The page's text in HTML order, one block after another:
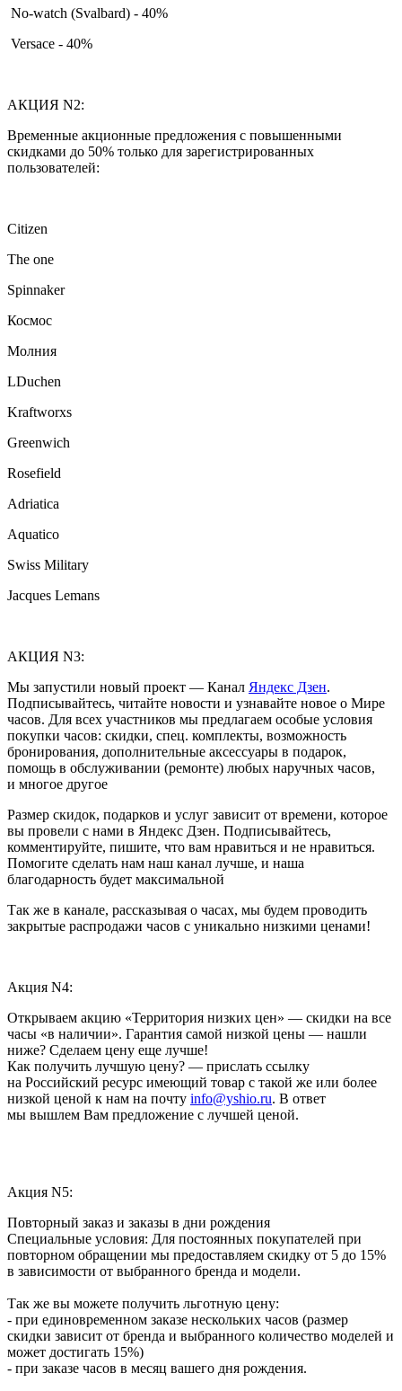
No-watch (Svalbard) - 40%
Versace - 40%
АКЦИЯ N2:
Временные акционные предложения с повышенными
скидками до 50% только для зарегистрированных
пользователей:
Citizen
The one
Spinnaker
Космос
Молния
LDuchen
Kraftworxs
Greenwich
Rosefield
Adriatica
Aquatico
Swiss Military
Jacques Lemans
АКЦИЯ N3:
Мы запустили новый проект — Канал Яндекс Дзен.
Подписывайтесь, читайте новости и узнавайте новое о Мире
часов. Для всех участников мы предлагаем особые условия
покупки часов: скидки, спец. комплекты, возможность
бронирования, дополнительные аксессуары в подарок,
помощь в обслуживании (ремонте) любых наручных часов,
и многое другое
Размер скидок, подарков и услуг зависит от времени, которое
вы провели с нами в Яндекс Дзен. Подписывайтесь,
комментируйте, пишите, что вам нравиться и не нравиться.
Помогите сделать нам наш канал лучше, и наша
благодарность будет максимальной
Так же в канале, рассказывая о часах, мы будем проводить
закрытые распродажи часов с уникально низкими ценами!
Акция N4:
Открываем акцию «Территория низких цен» — скидки на все
часы «в наличии». Гарантия самой низкой цены — нашли
ниже? Сделаем цену еще лучше!
Как получить лучшую цену? — прислать ссылку
на Российский ресурс имеющий товар с такой же или более
низкой ценой к нам на почту info@yshio.ru. В ответ
мы вышлем Вам предложение с лучшей ценой.
Акция N5:
Повторный заказ и заказы в дни рождения
Специальные условия: Для постоянных покупателей при
повторном обращении мы предоставляем скидку от 5 до 15%
в зависимости от выбранного бренда и модели.
Так же вы можете получить льготную цену:
- при единовременном заказе нескольких часов (размер
скидки зависит от бренда и выбранного количество моделей и
может достигать 15%)
- при заказе часов в месяц вашего дня рождения.